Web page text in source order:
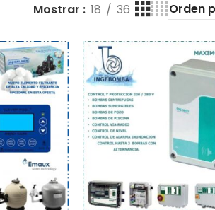
Mostrar 18 36